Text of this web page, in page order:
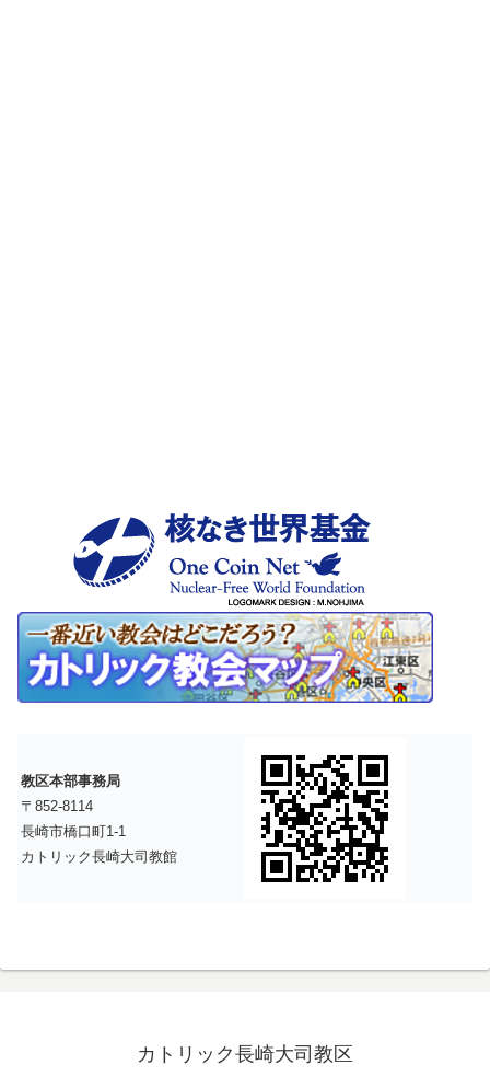
教区本部事務局
〒852-8114
長崎市橋口町1-1
カトリック長崎大司教館
カトリック長崎大司教区